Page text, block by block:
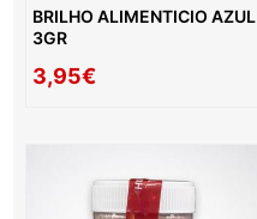
BRILHO ALIMENTICIO AZUL
3GR
3,95€